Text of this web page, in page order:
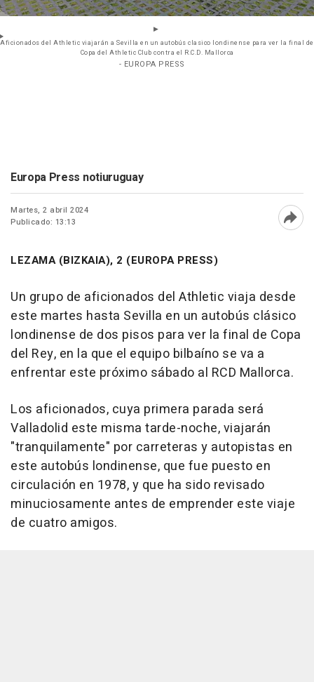
Aficionados del Athletic viajarán a Sevilla en un autobús clasico londinense para ver la final de
Copa del Athletic Club contra el R.C.D. Mallorca
- EUROPA PRESS
Europa Press notiuruguay
Martes, 2 abril 2024
Publicado: 13:13
LEZAMA (BIZKAIA), 2 (EUROPA PRESS)
Un grupo de aficionados del Athletic viaja desde
este martes hasta Sevilla en un autobús clásico
londinense de dos pisos para ver la final de Copa
del Rey, en la que el equipo bilbaíno se va a
enfrentar este próximo sábado al RCD Mallorca.
Los aficionados, cuya primera parada será
Valladolid este misma tarde-noche, viajarán
"tranquilamente" por carreteras y autopistas en
este autobús londinense, que fue puesto en
circulación en 1978, y que ha sido revisado
minuciosamente antes de emprender este viaje
de cuatro amigos.